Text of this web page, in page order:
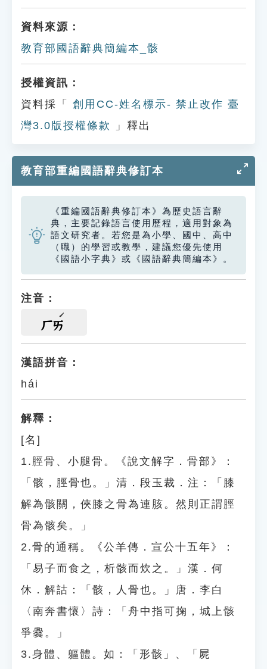
資料來源：
教育部國語辭典簡編本_骸
授權資訊：
資料採「
創用CC-姓名標示- 禁止改作 臺
灣3.0版授權條款
」釋出
教育部重編國語辭典修訂本
《重編國語辭典修訂本》為歷史語言辭
典，主要記錄語言使用歷程，適用對象為
語文研究者。若您是為小學、國中、高中
（職）的學習或教學，建議您優先使用
《國語小字典》或《國語辭典簡編本》。
注音：
ㄏㄞ
漢語拼音：
hái
解釋：
[名]
1.脛骨、小腿骨。《說文解字．骨部》：
「骸，脛骨也。」清．段玉裁．注：「膝
解為骸關，俠膝之骨為連胲。然則正謂脛
骨為骸矣。」
2.骨的通稱。《公羊傳．宣公十五年》：
「易子而食之，析骸而炊之。」漢．何
休．解詁：「骸，人骨也。」唐．李白
〈南奔書懷〉詩：「舟中指可掬，城上骸
爭爨。」
3.身體、軀體。如：「形骸」、「屍